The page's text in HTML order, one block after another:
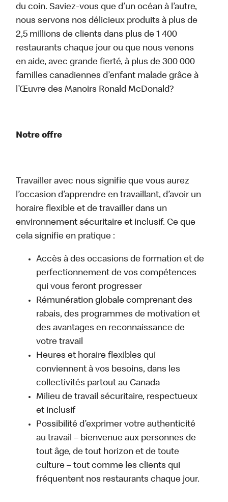
du coin. Saviez-vous que d’un océan à l’autre,
nous servons nos délicieux produits à plus de
2,5 millions de clients dans plus de 1 400
restaurants chaque jour ou que nous venons
en aide, avec grande fierté, à plus de 300 000
familles canadiennes d’enfant malade grâce à
l’Œuvre des Manoirs Ronald McDonald?
Notre offre
Travailler avec nous signifie que vous aurez
l’occasion d’apprendre en travaillant, d’avoir un
horaire flexible et de travailler dans un
environnement sécuritaire et inclusif. Ce que
cela signifie en pratique :
Accès à des occasions de formation et de
perfectionnement de vos compétences
qui vous feront progresser
Rémunération globale comprenant des
rabais, des programmes de motivation et
des avantages en reconnaissance de
votre travail
Heures et horaire flexibles qui
conviennent à vos besoins, dans les
collectivités partout au Canada
Milieu de travail sécuritaire, respectueux
et inclusif
Possibilité d’exprimer votre authenticité
au travail – bienvenue aux personnes de
tout âge, de tout horizon et de toute
culture – tout comme les clients qui
fréquentent nos restaurants chaque jour.